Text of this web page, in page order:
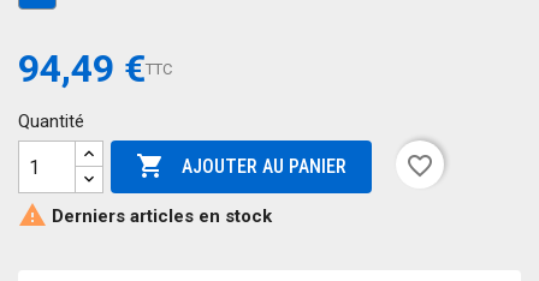
94,49 €TTC
Quantité
 AJOUTER AU PANIER
favorite_border
 Derniers articles en stock